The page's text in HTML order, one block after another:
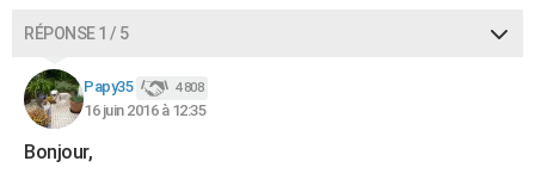
Carte de Noël
Carte Bonne année
Carte Saint-Valentin
Carte Pâques
Carte d'anniversaire
DICTIONNAIRE
Dictionnaire
Biographies
Citations
Expressions
Proverbes
PROGRAMME TV
RÉPONSE 1 / 5
Papy35 4 808
16 juin 2016 à 12:35
Bonjour,